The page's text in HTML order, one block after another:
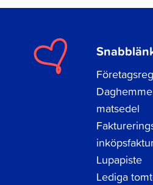
matsedel
Lupapiste
Lediga